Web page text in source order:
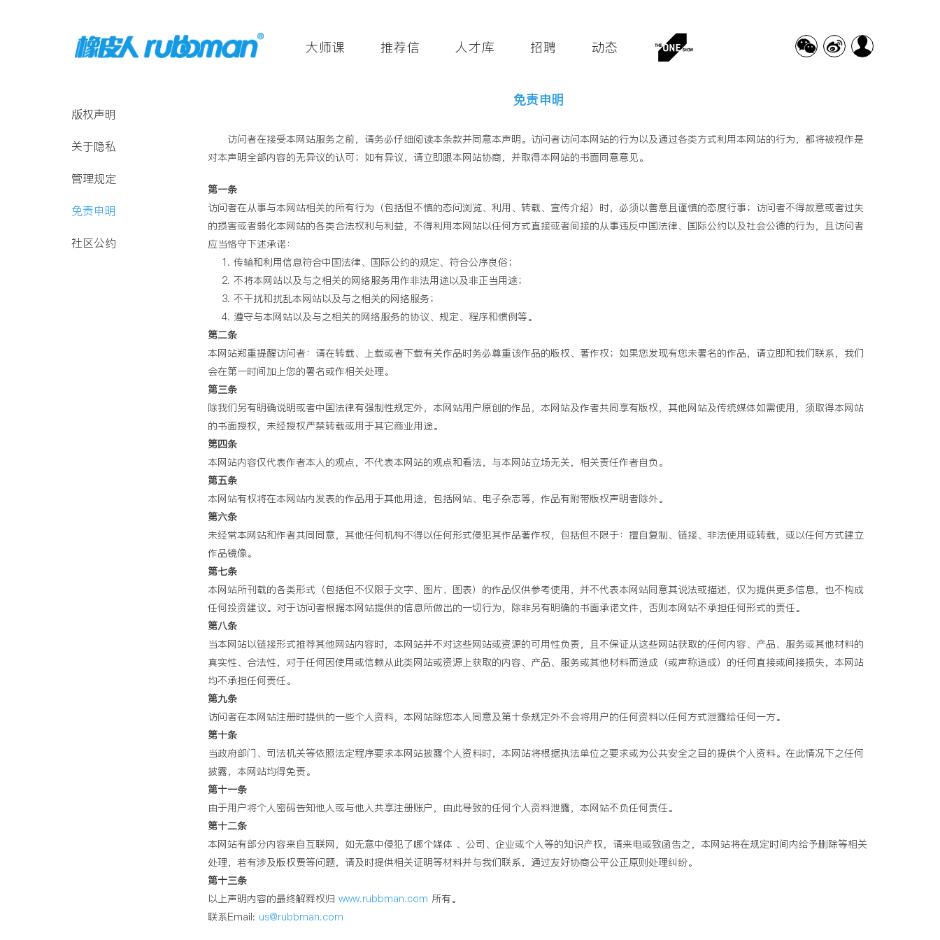
大师课 推荐信 人才库 招聘 动态
版权声明
关于隐私
管理规定
免责申明
社区公约
免责申明
访问者在接受本网站服务之前，请务必仔细阅读本条款并同意本声明。访问者访问本网站的行为以及通过各类方式利用本网站的行为，都将被视作是
对本声明全部内容的无异议的认可；如有异议，请立即跟本网站协商，并取得本网站的书面同意意见。
第一条
访问者在从事与本网站相关的所有行为（包括但不慎的态问浏览、利用、转载、宣传介绍）时，必须以善意且谨慎的态度行事；访问者不得故意或者过失
的损害或者弱化本网站的各类合法权利与利益，不得利用本网站以任何方式直接或者间接的从事违反中国法律、国际公约以及社会公德的行为，且访问者
应当恪守下述承诺：
传输和利用信息符合中国法律、国际公约的规定、符合公序良俗；
不将本网站以及与之相关的网络服务用作非法用途以及非正当用途；
不干扰和扰乱本网站以及与之相关的网络服务；
遵守与本网站以及与之相关的网络服务的协议、规定、程序和惯例等。
第二条
本网站郑重提醒访问者：请在转载、上载或者下载有关作品时务必尊重该作品的版权、著作权；如果您发现有您未署名的作品，请立即和我们联系，我们
会在第一时间加上您的署名或作相关处理。
第三条
除我们另有明确说明或者中国法律有强制性规定外，本网站用户原创的作品，本网站及作者共同享有版权，其他网站及传统媒体如需使用，须取得本网站
的书面授权，未经授权严禁转载或用于其它商业用途。
第四条
本网站内容仅代表作者本人的观点，不代表本网站的观点和看法，与本网站立场无关，相关责任作者自负。
第五条
本网站有权将在本网站内发表的作品用于其他用途，包括网站、电子杂志等，作品有附带版权声明者除外。
第六条
未经常本网站和作者共同同意，其他任何机构不得以任何形式侵犯其作品著作权，包括但不限于：擅自复制、链接、非法使用或转载，或以任何方式建立
作品镜像。
第七条
本网站所刊载的各类形式（包括但不仅限于文字、图片、图表）的作品仅供参考使用，并不代表本网站同意其说法或描述，仅为提供更多信息，也不构成
任何投资建议。对于访问者根据本网站提供的信息所做出的一切行为，除非另有明确的书面承诺文件，否则本网站不承担任何形式的责任。
第八条
当本网站以链接形式推荐其他网站内容时，本网站并不对这些网站或资源的可用性负责，且不保证从这些网站获取的任何内容、产品、服务或其他材料的
真实性、合法性，对于任何因使用或信赖从此类网站或资源上获取的内容、产品、服务或其他材料而造成（或声称造成）的任何直接或间接损失，本网站
均不承担任何责任。
第九条
访问者在本网站注册时提供的一些个人资料，本网站除您本人同意及第十条规定外不会将用户的任何资料以任何方式泄露给任何一方。
第十条
当政府部门、司法机关等依照法定程序要求本网站披露个人资料时，本网站将根据执法单位之要求或为公共安全之目的提供个人资料。在此情况下之任何
披露，本网站均得免责。
第十一条
由于用户将个人密码告知他人或与他人共享注册账户，由此导致的任何个人资料泄露，本网站不负任何责任。
第十二条
本网站有部分内容来自互联网，如无意中侵犯了哪个媒体 、公司、企业或个人等的知识产权，请来电或致函告之，本网站将在规定时间内给予删除等相关
处理，若有涉及版权费等问题，请及时提供相关证明等材料并与我们联系，通过友好协商公平公正原则处理纠纷。
第十三条
以上声明内容的最终解释权归 www.rubbman.com 所有。
联系Email: us@rubbman.com